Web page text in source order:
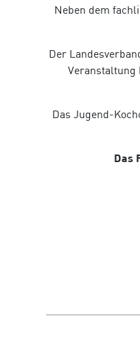
Neben dem
Der
Veranstaltung
Das Jugend-
Das